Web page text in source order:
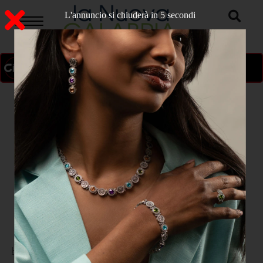
ON AIR
Home > CATANZARO
L'annuncio si chiuderà in 3 secondi